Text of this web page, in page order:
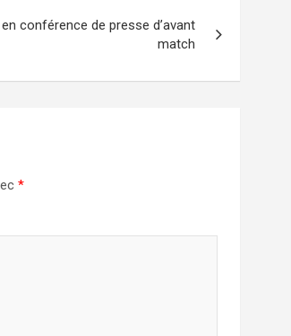
conférence de presse d’avant
match
*